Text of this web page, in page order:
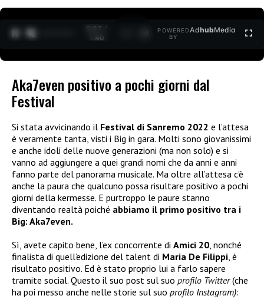
0:27 /
1:40
POWERED
BY
AdhubMedia
Aka7even positivo a pochi giorni dal
Festival
Si stata avvicinando il Festival di Sanremo 2022 e l’attesa
è veramente tanta, visti i Big in gara. Molti sono giovanissimi
e anche idoli delle nuove generazioni (ma non solo) e si
vanno ad aggiungere a quei grandi nomi che da anni e anni
fanno parte del panorama musicale. Ma oltre all’attesa c’è
anche la paura che qualcuno possa risultare positivo a pochi
giorni della kermesse. E purtroppo le paure stanno
diventando realtà poiché abbiamo il primo positivo tra i
Big: Aka7even.
Sì, avete capito bene, l’ex concorrente di Amici 20, nonché
finalista di quell’edizione del talent di Maria De Filippi, è
risultato positivo. Ed è stato proprio lui a farlo sapere
tramite social. Questo il suo post sul suo profilo Twitter(che
ha poi messo anche nelle storie sul suo profilo Instagram):